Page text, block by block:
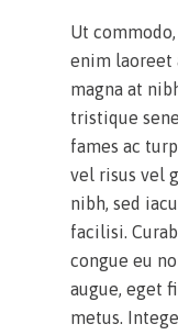
Ut
enim laoreet
magna at
tristique
fames ac
vel risus vel
nibh, sed
facilisi.
congue eu
augue, eget
metus.